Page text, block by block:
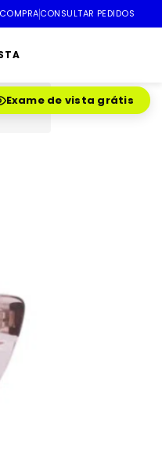
CONSULTAR PEDIDOS
Exame de vista grátis